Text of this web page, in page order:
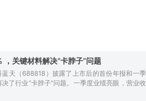
关键材料解决“卡脖子”问题
天（688818）披露了上市后的首份年报和一季
了行业“卡脖子”问题。一季度业绩亮眼，营业收